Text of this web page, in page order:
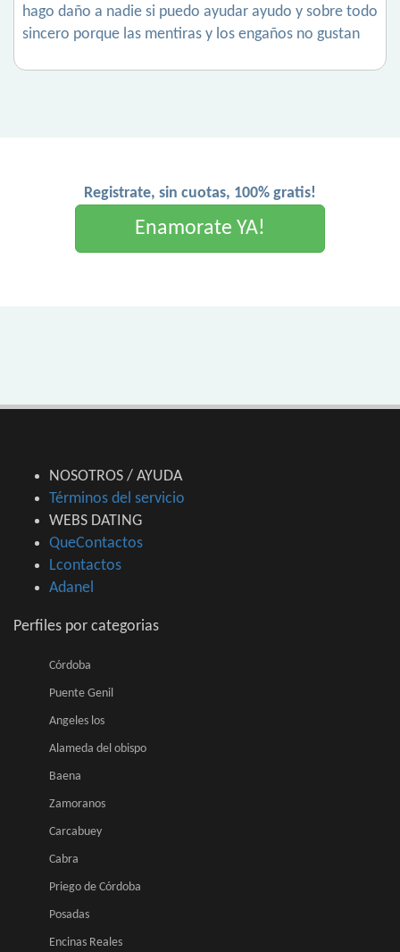
hago daño a nadie si puedo ayudar ayudo y sobre todo
sincero porque las mentiras y los engaños no gustan
Registrate, sin cuotas, 100% gratis!
Enamorate YA!
NOSOTROS / AYUDA
Términos del servicio
WEBS DATING
QueContactos
Lcontactos
Adanel
Perfiles por categorias
Córdoba
Puente Genil
Angeles los
Alameda del obispo
Baena
Zamoranos
Carcabuey
Cabra
Priego de Córdoba
Posadas
Encinas Reales